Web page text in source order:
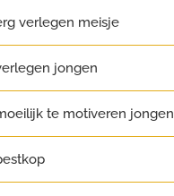
verlegen meisje
jongen
te motiveren jongen